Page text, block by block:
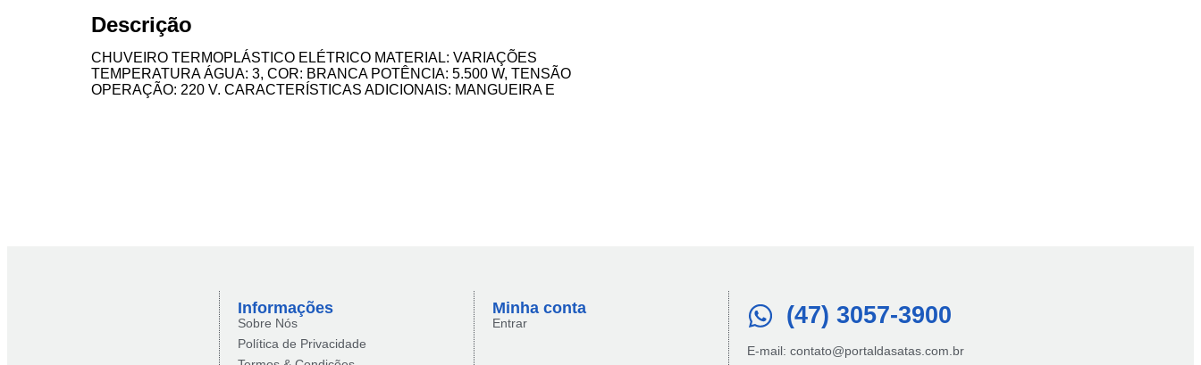
Descrição
CHUVEIRO TERMOPLÁSTICO ELÉTRICO MATERIAL: VARIAÇÕES
TEMPERATURA ÁGUA: 3, COR: BRANCA POTÊNCIA: 5.500 W, TENSÃO
OPERAÇÃO: 220 V. CARACTERÍSTICAS ADICIONAIS: MANGUEIRA E
Informações
Sobre Nós
Política de Privacidade
Minha conta​
Entrar (47) 3057-3900
E-mail: contato@portaldasatas.com.br